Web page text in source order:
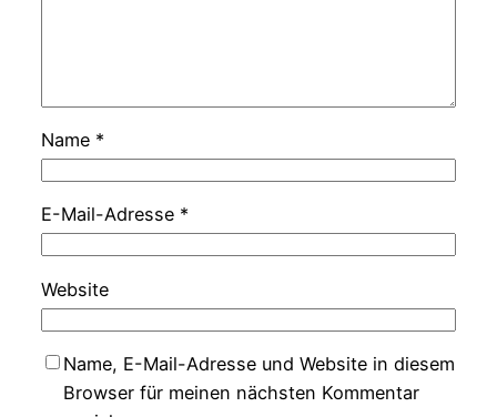
Name *
E-Mail-Adresse *
Website
Name, E-Mail-Adresse und Website in diesem
Browser für meinen nächsten Kommentar